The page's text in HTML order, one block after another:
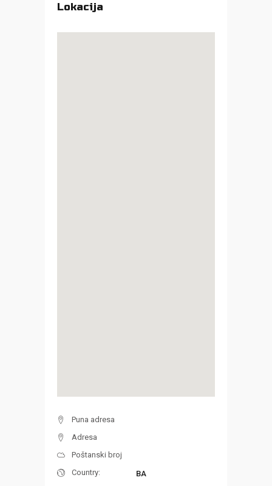
Lokacija
Puna adresa
Adresa
Poštanski broj
Country:
BA